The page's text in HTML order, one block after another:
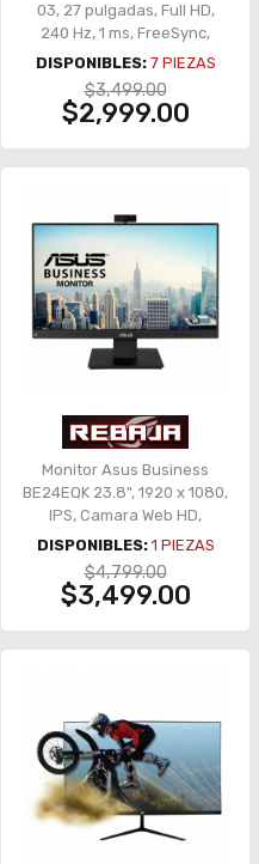
03, 27 pulgadas, Full HD,
240 Hz, 1 ms, FreeSync,
negro
DISPONIBLES: 7PIEZAS
$3,499.00
$2,999.00
Monitor Asus Business
BE24EQK 23.8", 1920 x 1080,
IPS, Camara Web HD,
Microfono, Bocinas, Flicker
free, Low Blue Light, HDMI,
Display Port
DISPONIBLES: 1 PIEZAS
$4,799.00
$3,499.00